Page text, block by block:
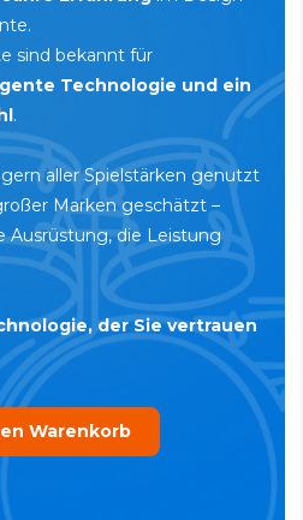
sind bekannt für
Technologie und ein
.
aller Spielstärken genutzt
Marken geschätzt –
Ausrüstung, die Leistung
der Sie vertrauen
Warenkorb